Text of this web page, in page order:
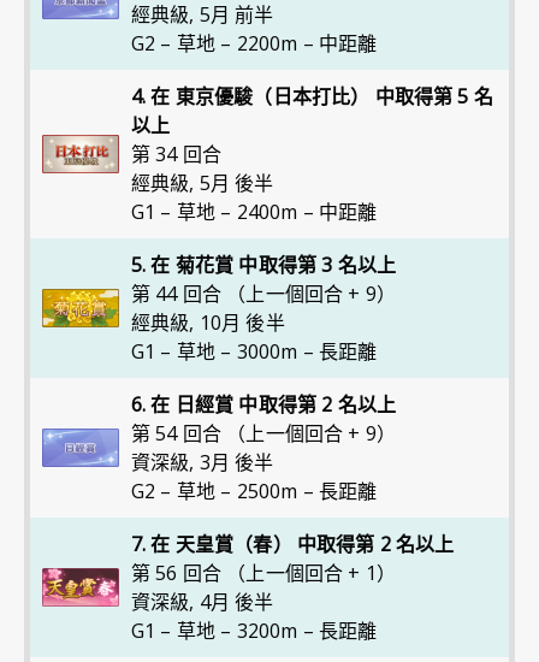
經典級, 5月 前半
G2 – 草地 – 2200m – 中距離
4. 在 東京優駿（日本打比） 中取得第 5 名
以上
第 34 回合
經典級, 5月 後半
G1 – 草地 – 2400m – 中距離
5. 在 菊花賞 中取得第 3 名以上
第 44 回合 （上一個回合 + 9）
經典級, 10月 後半
G1 – 草地 – 3000m – 長距離
6. 在 日經賞 中取得第 2 名以上
第 54 回合 （上一個回合 + 9）
資深級, 3月 後半
G2 – 草地 – 2500m – 長距離
7. 在 天皇賞（春） 中取得第 2 名以上
第 56 回合 （上一個回合 + 1）
資深級, 4月 後半
G1 – 草地 – 3200m – 長距離